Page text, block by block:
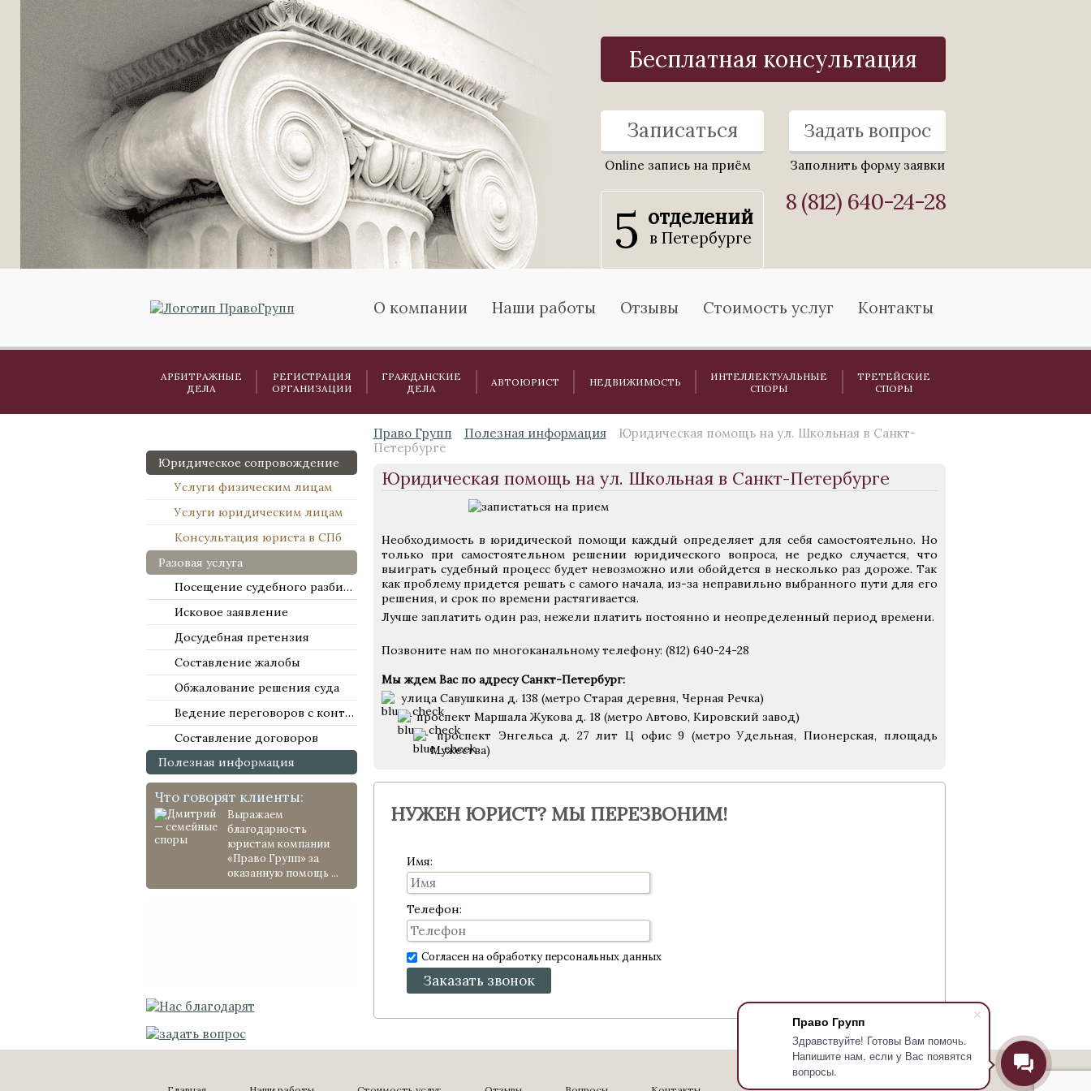
Право Групп
Здравствуйте! Готовы Вам помочь.
Напишите нам, если у Вас появятся
вопросы.
Бесплатная консультация
Записаться
Online запись на приём
Задать вопрос
Заполнить форму заявки
5 отделений
в Петербурге
8 (812) 640-24-28
О компании Наши работы Отзывы Стоимость услуг Контакты
АРБИТРАЖНЫЕ
ДЕЛА
РЕГИСТРАЦИЯ
ОРГАНИЗАЦИИ
ГРАЖДАНСКИЕ
ДЕЛА
АВТОЮРИСТ НЕДВИЖИМОСТЬ
ИНТЕЛЛЕКТУАЛЬНЫЕ
СПОРЫ
ТРЕТЕЙСКИЕ
СПОРЫ
Юридическое сопровождение
Услуги физическим лицам
Услуги юридическим лицам
Консультация юриста в СПб
Разовая услуга
Посещение судебного разбирательства
Исковое заявление
Досудебная претензия
Составление жалобы
Обжалование решения суда
Ведение переговоров с контрагентами
Составление договоров
Полезная информация
Что говорят клиенты:
Выражаем
благодарность
юристам компании
«Право Групп» за
оказанную помощь ...
Право Групп Полезная информация
Юридическая помощь на ул. Школьная в Санкт-
Петербурге
Юридическая помощь на ул. Школьная в Санкт-Петербурге
Необходимость в юридической помощи каждый определяет для себя самостоятельно. Но
только при самостоятельном решении юридического вопроса, не редко случается, что
выиграть судебный процесс будет невозможно или обойдется в несколько раз дороже. Так
как проблему придется решать с самого начала, из-за неправильно выбранного пути для его
решения, и срок по времени растягивается.
Лучше заплатить один раз, нежели платить постоянно и неопределенный период времени.
Позвоните нам по многоканальному телефону: (812) 640-24-28
Мы ждем Вас по адресу Санкт-Петербург:
улица Савушкина д. 138 (метро Старая деревня, Черная Речка)
проспект Маршала Жукова д. 18 (метро Автово, Кировский завод)
проспект Энгельса д. 27 лит Ц офис 9 (метро Удельная, Пионерская, площадь
Мужества)
НУЖЕН ЮРИСТ? МЫ ПЕРЕЗВОНИМ!
Имя:
Телефон:
Согласен на обработку персональных данных
Заказать звонок